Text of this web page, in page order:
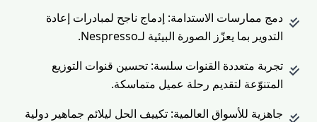
دمج ممارسات الاستدامة: إدماج ناجح لمبادرات إعادة
التدوير بما يعزّز الصورة البيئية لـNespresso.
تجربة متعددة القنوات سلسة: تحسين قنوات التوزيع
المتنوّعة لتقديم رحلة عميل متماسكة.
جاهزية للأسواق العالمية: تكييف الحل ليلائم جماهير دولية